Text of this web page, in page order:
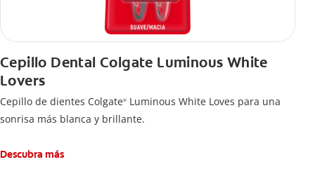
Cepillo Dental Colgate Luminous White
Lovers
Cepillo de dientes Colgate® Luminous White Loves para una
sonrisa más blanca y brillante.
Descubra más